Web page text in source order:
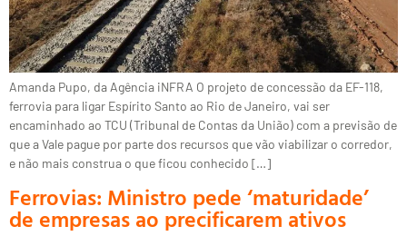
Amanda Pupo, da Agência iNFRA O projeto de concessão da EF-118,
ferrovia para ligar Espírito Santo ao Rio de Janeiro, vai ser
encaminhado ao TCU (Tribunal de Contas da União) com a previsão de
que a Vale pague por parte dos recursos que vão viabilizar o corredor,
e não mais construa o que ficou conhecido […]
Ferrovias: Ministro pede ‘maturidade’
de empresas ao precificarem ativos